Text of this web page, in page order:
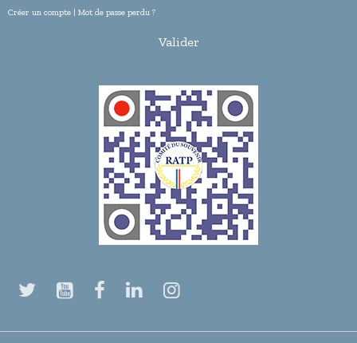
Créer un compte | Mot de passe perdu ?
Valider